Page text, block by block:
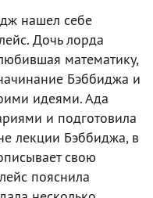
нашел себе
Дочь лорда
математику,
Бэббиджа и
идеями. Ада
и подготовила
лекции Бэббиджа, в
свою
пояснила